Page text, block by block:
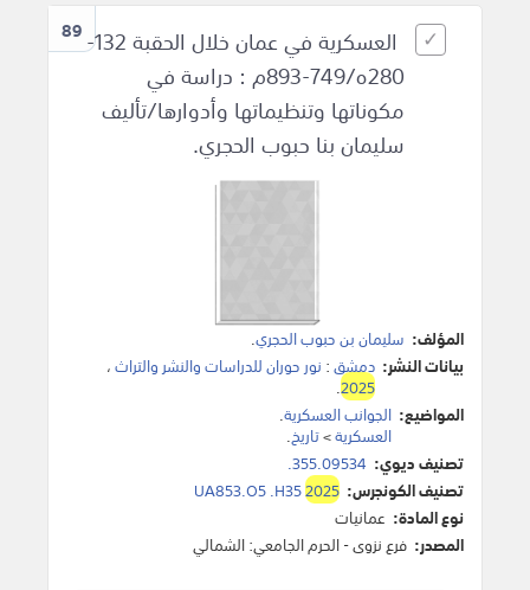
89العسكرية في عمان خلال الحقبة 132-
280ه/749-893م : دراسة في
مكوناتها وتنظيماتها وأدوارها/تأليف
سليمان بنا حبوب الحجري.
المؤلف: سليمان بن حبوب الحجري.
بيانات النشر: دمشق: نور حوران للدراسات والنشر والتراث،
2025
.
المواضيع: الجوانب العسكرية.
العسكرية>تاريخ.
تصنيف ديوي: 355.09534.
تصنيف الكونجرس:
UA853.O5 .H352025
نوع المادة: عمانيات
المصدر: فرع نزوى - الحرم الجامعي: الشمالي